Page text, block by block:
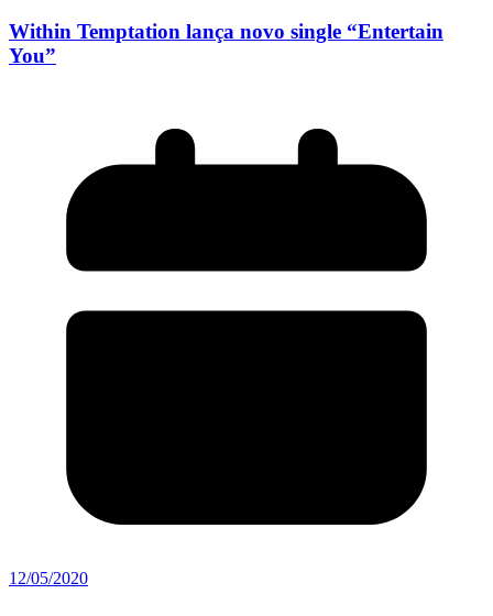
Within Temptation lança novo single “Entertain
You”
12/05/2020